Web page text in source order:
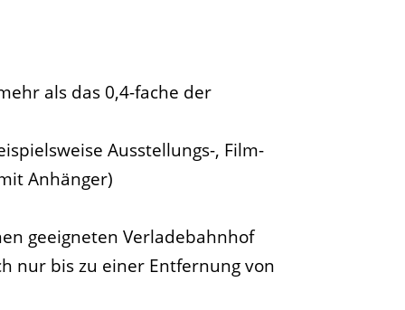
als das 0,4-fache der
Ausstellungs-, Film-
Anhänger)
geeigneten Verladebahnhof
nur bis zu einer Entfernung von